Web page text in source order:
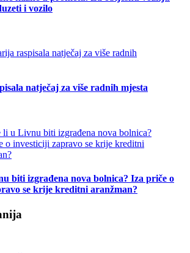
i vozilo
natječaj za više radnih mjesta
biti izgrađena nova bolnica? Iza priče o
se krije kreditni aranžman?